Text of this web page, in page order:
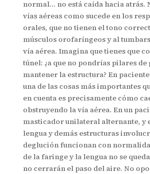
normal… no está caída hacia atrás.
vías aéreas como sucede en los
orales, que no tienen el tono
músculos orofaríngeos y al
vía aérea. Imagina que tienes que
túnel: ¿a que no pondrías pilares
mantener la estructura? En
una de las cosas más importantes
en cuenta es precisamente cómo
obstruyendo la vía aérea. En un
masticador unilateral alternante, y
lengua y demás estructuras
deglución funcionan con
de la faringe y la lengua no se
no cerrarán el paso del aire. No